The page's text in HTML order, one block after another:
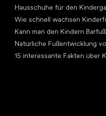
Hausschuhe für den
Wie schnell wachsen
Kann man den Kindern
Natürliche Fußentwicklung
15 interessante Fakten über